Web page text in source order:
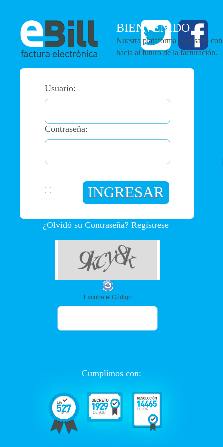
BIENVENIDO
Nuestra plataforma es el salto
hacia al futuro de la facturación.
Usuario:
Contraseña:
¿Olvidó su Contraseña? Regístrese
Escriba el Código
Cumplimos con: